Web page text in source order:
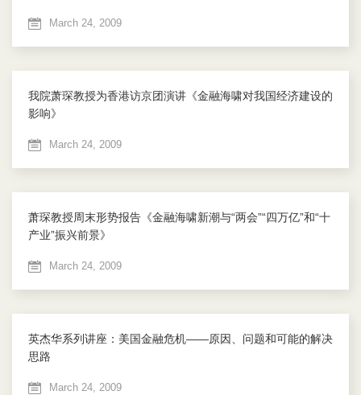
March 24, 2009
我院萧琛教授为香港访京团演讲《金融海啸对我国经济建设的
影响》
March 24, 2009
萧琛教授周末形势报告《金融海啸新潮与“两会”“四万亿”和“十
产业”振兴前景》
March 24, 2009
英杰华系列讲座：美国金融危机——原因、问题和可能的解决
思路
March 24, 2009